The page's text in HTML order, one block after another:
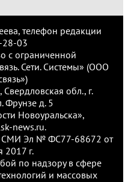
телефон редакции
28-03
с ограниченной
Сети. Системы» (ООО
обл., г.
Фрунзе д. 5
Новоуральска»,
news.ru.
СМИ Эл № ФС77-68672 от
2017 г.
по надзору в сфере
и массовых